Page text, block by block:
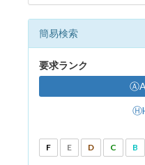
簡易検索
要求ランク
F E D C B